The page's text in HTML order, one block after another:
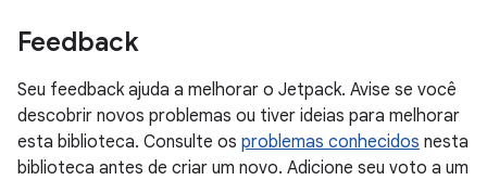
Feedback
Seu feedback ajuda a melhorar o Jetpack. Avise se você
descobrir novos problemas ou tiver ideias para melhorar
esta biblioteca. Consulte os problemas conhecidos nesta
biblioteca antes de criar um novo. Adicione seu voto a um